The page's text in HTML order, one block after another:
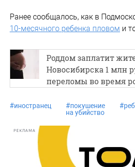
Ранее сообщалось, как в
10-месячного ребенка пловом и
Роддом заплатит
Новосибирска 1 млн
переломы во время
#иностранец #покушение
на убийство
#
РЕКЛАМА